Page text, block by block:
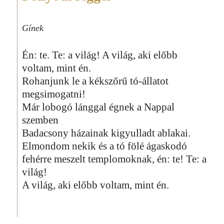
Gínek
Én: te. Te: a világ! A világ, aki előbb
voltam, mint én.
Rohanjunk le a kékszőrű tó-állatot
megsimogatni!
Már lobogó lánggal égnek a Nappal
szemben
Badacsony házainak kigyulladt ablakai.
Elmondom nekik és a tó fölé ágaskodó
fehérre meszelt templomoknak, én: te! Te: a
világ!
A világ, aki előbb voltam, mint én.